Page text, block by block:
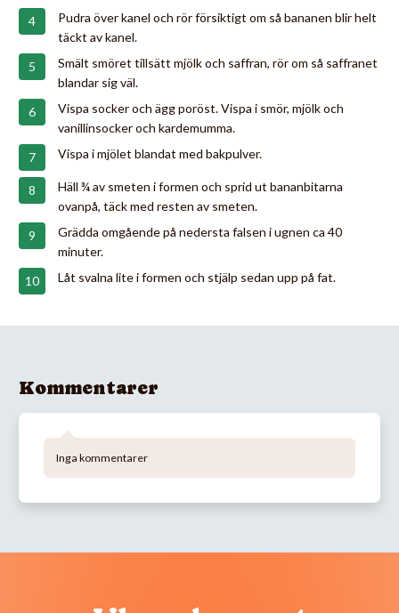
Pudra över kanel och rör försiktigt om så bananen blir helt
täckt av kanel.
Smält smöret tillsätt mjölk och saffran, rör om så saffranet
blandar sig väl.
Vispa socker och ägg poröst. Vispa i smör, mjölk och
vanillinsocker och kardemumma.
Vispa i mjölet blandat med bakpulver.
Häll ¾ av smeten i formen och sprid ut bananbitarna
ovanpå, täck med resten av smeten.
Grädda omgående på nedersta falsen i ugnen ca 40
minuter.
Låt svalna lite i formen och stjälp sedan upp på fat.
Kommentarer
Inga kommentarer